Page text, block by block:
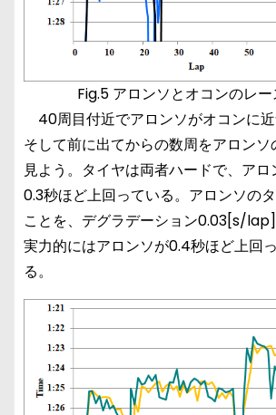
Fig.5 アロンソとオコンのレ
40周目付近でアロンソがオコンに近
そして前に出てからの数周をアロンソ
見よう。タイヤは両者ハードで、アロ
0.3秒ほど上回っている。アロンソの
ことを、デグラデーション0.03[s/lap]
実力的にはアロンソが0.4秒ほど上回
る。